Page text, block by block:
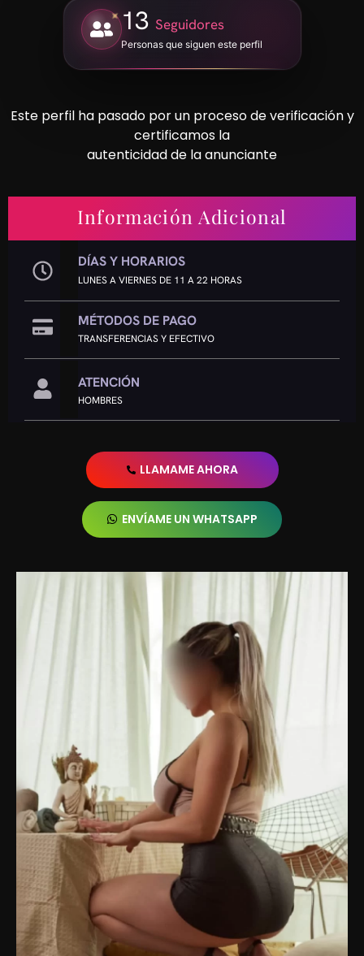
13 Seguidores
Personas que siguen este perfil
Este perfil ha pasado por un proceso de verificación y
certificamos la
autenticidad de la anunciante
Información Adicional
DÍAS Y HORARIOS
LUNES A VIERNES DE 11 A 22 HORAS
MÉTODOS DE PAGO
TRANSFERENCIAS Y EFECTIVO
ATENCIÓN
HOMBRES
LLAMAME AHORA
ENVÍAME UN WHATSAPP